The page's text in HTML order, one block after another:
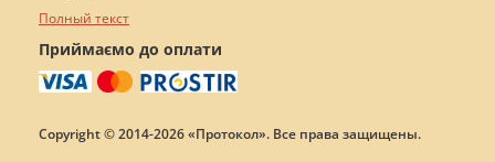
Полный текст
Приймаємо до оплати
Copyright © 2014-2026 «Протокол». Все права защищены.